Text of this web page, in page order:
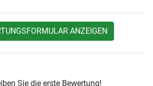
ANZEIGEN
Sie die erste Bewertung!